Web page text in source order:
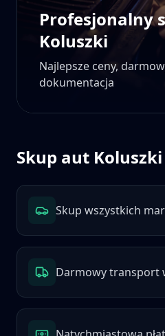
Profesjonalny
Koluszki
Najlepsze ceny,
dokumentacja
Skup aut Koluszki
Skup wszystkich
Darmowy transport